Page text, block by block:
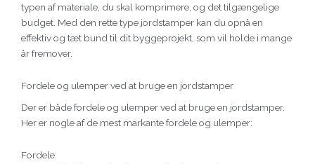
typen af materiale, du skal komprimere, og det tilgængelige
budget. Med den rette type jordstamper kan du opnå en
effektiv og tæt bund til dit byggeprojekt, som vil holde i mange
år fremover.
Fordele og ulemper ved at bruge en jordstamper
Der er både fordele og ulemper ved at bruge en jordstamper.
Her er nogle af de mest markante fordele og ulemper:
Fordele: